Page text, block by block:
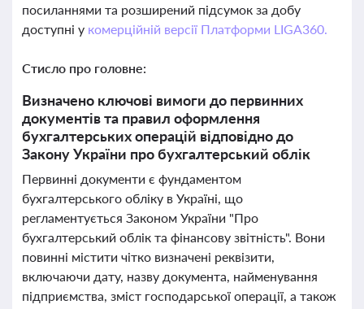
посиланнями та розширений підсумок за добу
доступні у комерційній версії Платформи LIGA360.
Стисло про головне:
Визначено ключові вимоги до первинних
документів та правил оформлення
бухгалтерських операцій відповідно до
Закону України про бухгалтерський облік
Первинні документи є фундаментом
бухгалтерського обліку в Україні, що
регламентується Законом України "Про
бухгалтерський облік та фінансову звітність". Вони
повинні містити чітко визначені реквізити,
включаючи дату, назву документа, найменування
підприємства, зміст господарської операції, а також